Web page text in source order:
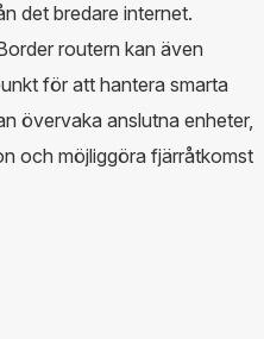
det bredare internet.
routern kan även
för att hantera smarta
övervaka anslutna enheter,
och möjliggöra fjärråtkomst